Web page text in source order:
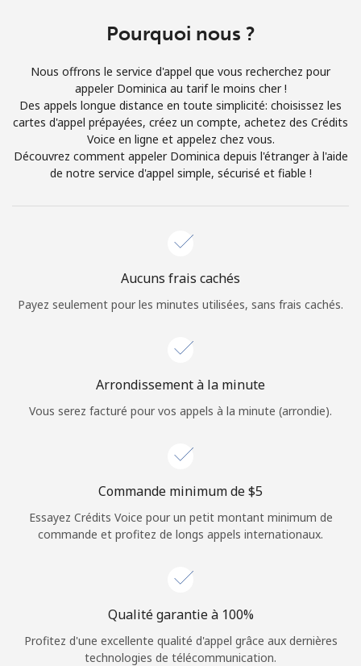
S'inscrire
Bonjour!
Identifiez-vous ou INSCRIVEZ-VOUS →
Rappel du mot de passe →
Login
Pourquoi nous ?
Nous offrons le service d'appel que vous recherchez pour
appeler Dominica au tarif le moins cher !
Des appels longue distance en toute simplicité: choisissez les
cartes d'appel prépayées, créez un compte, achetez des Crédits
Voice en ligne et appelez chez vous.
Découvrez comment appeler Dominica depuis l'étranger à l'aide
de notre service d'appel simple, sécurisé et fiable !
Aucuns frais cachés
Payez seulement pour les minutes utilisées, sans frais cachés.
Arrondissement à la minute
Vous serez facturé pour vos appels à la minute (arrondie).
Commande minimum de ⁦$5⁩
Essayez Crédits Voice pour un petit montant minimum de
commande et profitez de longs appels internationaux.
Qualité garantie à 100%
Profitez d'une excellente qualité d'appel grâce aux dernières
technologies de télécommunication.